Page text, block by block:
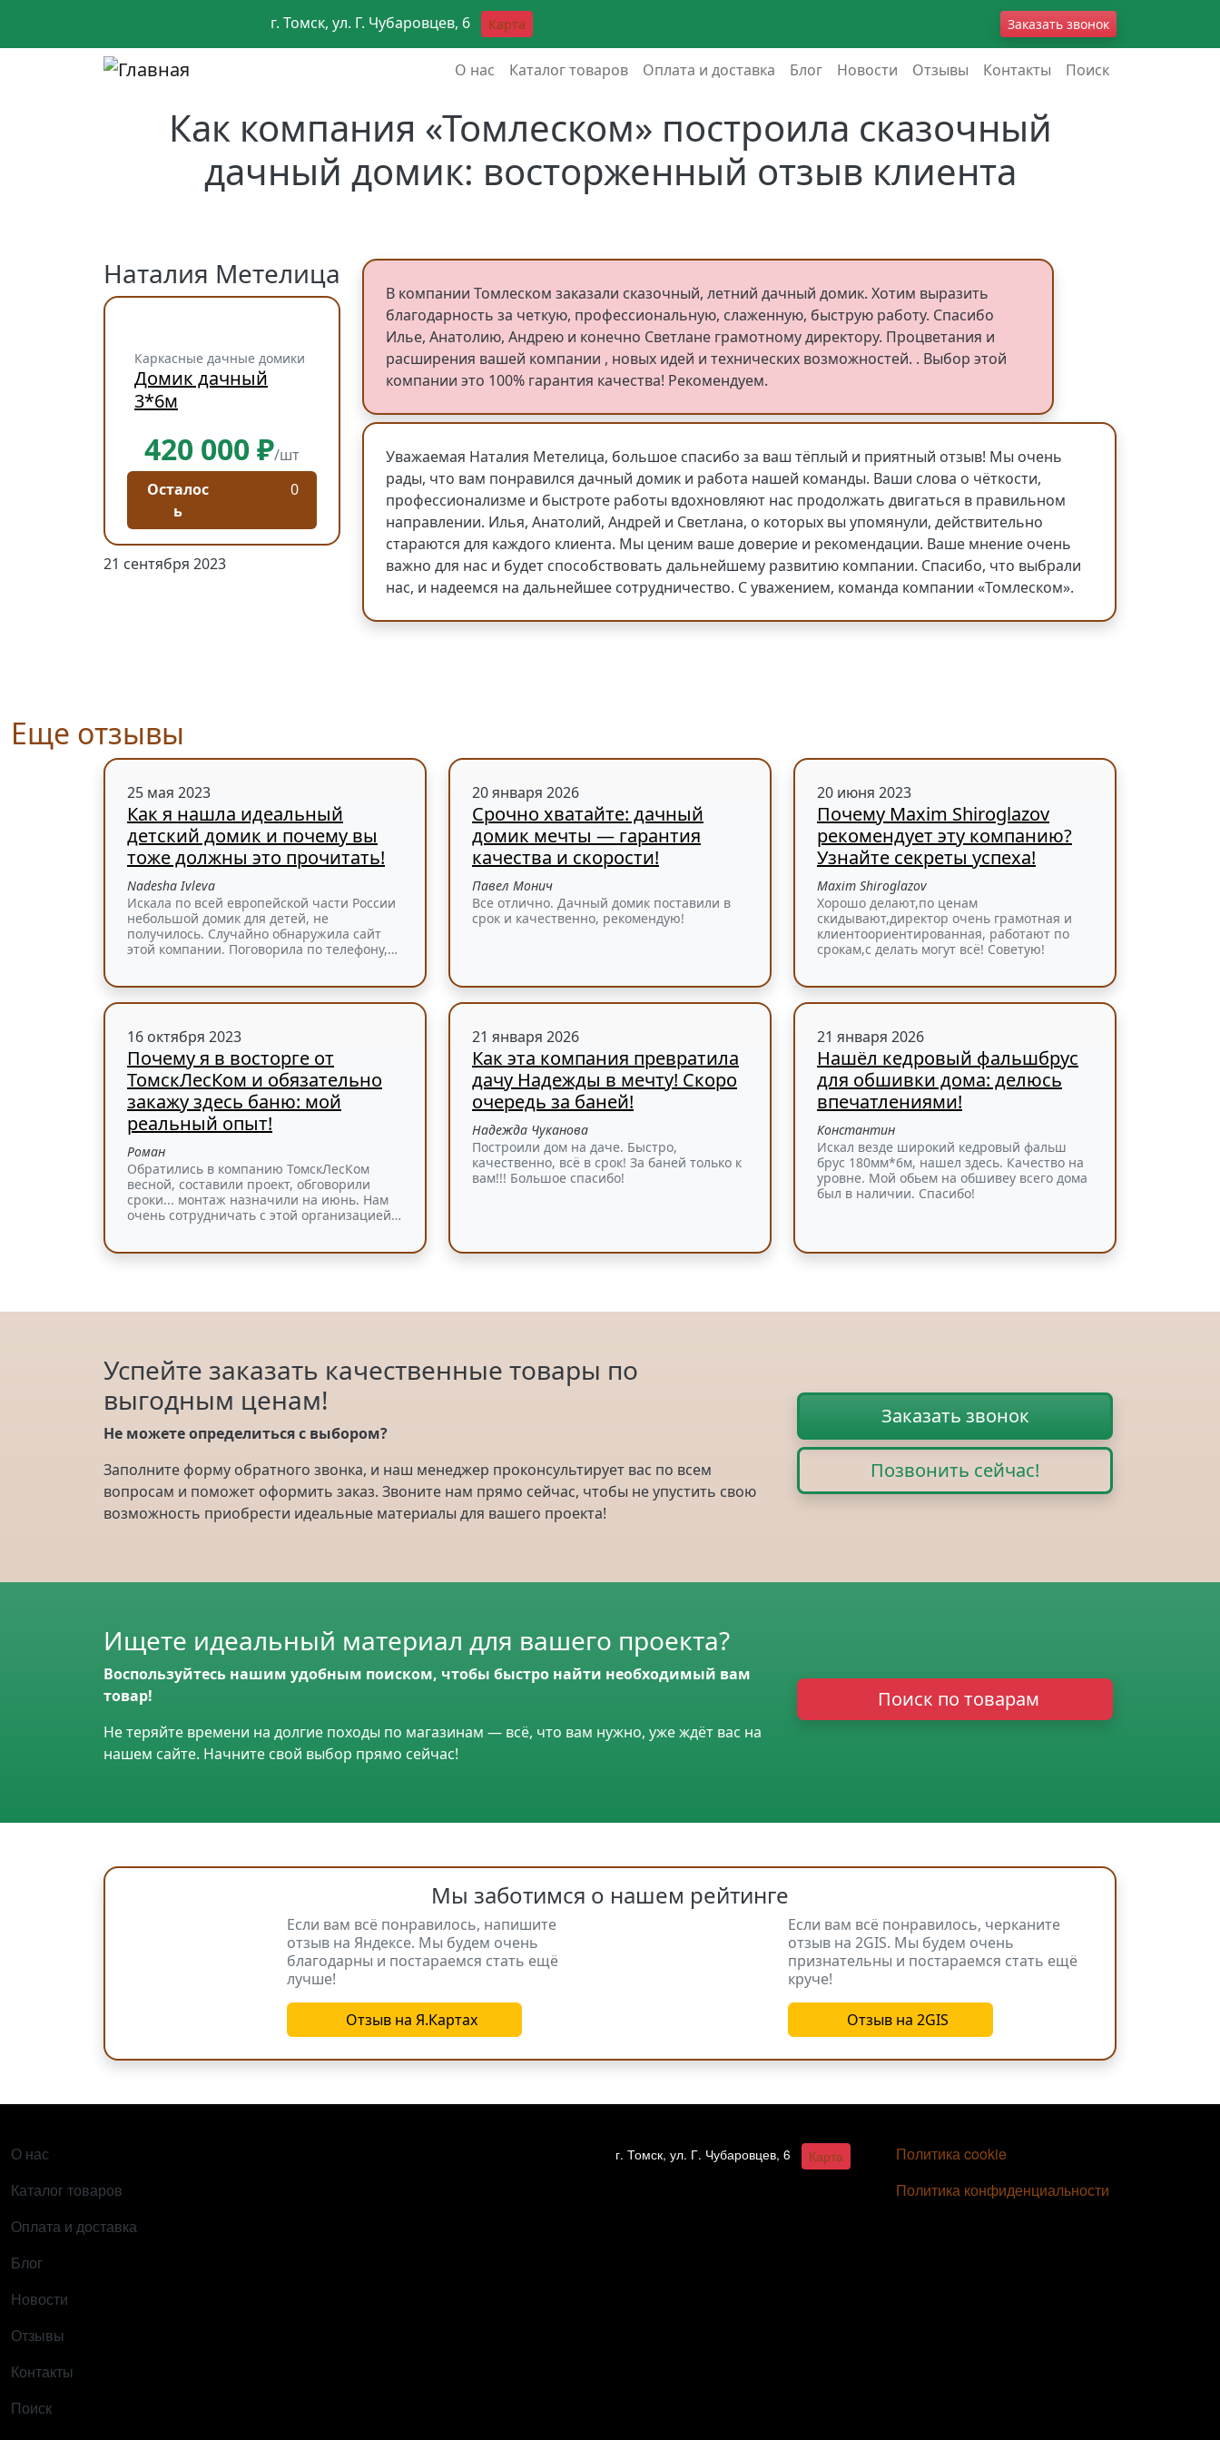
г. Томск, ул. Г. Чубаровцев, 6 Карта Заказать звонок
Основная навигация
О нас Каталог товаров Оплата и доставка Блог Новости Отзывы Контакты Поиск
Как компания «Томлеском» построила сказочный
дачный домик: восторженный отзыв клиента
Наталия Метелица
Каркасные дачные домики
Домик дачный
3*6м
420 000 ₽/шт
Осталос
ь
0
21 сентября 2023
В компании Томлеском заказали сказочный, летний дачный домик. Хотим выразить
благодарность за четкую, профессиональную, слаженную, быструю работу. Спасибо
Илье, Анатолию, Андрею и конечно Светлане грамотному директору. Процветания и
расширения вашей компании , новых идей и технических возможностей. . Выбор этой
компании это 100% гарантия качества! Рекомендуем.
Уважаемая Наталия Метелица, большое спасибо за ваш тёплый и приятный отзыв! Мы очень
рады, что вам понравился дачный домик и работа нашей команды. Ваши слова о чёткости,
профессионализме и быстроте работы вдохновляют нас продолжать двигаться в правильном
направлении. Илья, Анатолий, Андрей и Светлана, о которых вы упомянули, действительно
стараются для каждого клиента. Мы ценим ваше доверие и рекомендации. Ваше мнение очень
важно для нас и будет способствовать дальнейшему развитию компании. Спасибо, что выбрали
нас, и надеемся на дальнейшее сотрудничество. С уважением, команда компании «Томлеском».
Еще отзывы
25 мая 2023
Как я нашла идеальный
детский домик и почему вы
тоже должны это прочитать!
Nadesha Ivleva
Искала по всей европейской части России
небольшой домик для детей, не
получилось. Случайно обнаружила сайт
этой компании. Поговорила по телефону,…
20 января 2026
Срочно хватайте: дачный
домик мечты — гарантия
качества и скорости!
Павел Монич
Все отлично. Дачный домик поставили в
срок и качественно, рекомендую!
20 июня 2023
Почему Maxim Shiroglazov
рекомендует эту компанию?
Узнайте секреты успеха!
Maxim Shiroglazov
Хорошо делают,по ценам
скидывают,директор очень грамотная и
клиентоориентированная, работают по
срокам,с делать могут всё! Советую!
16 октября 2023
Почему я в восторге от
ТомскЛесКом и обязательно
закажу здесь баню: мой
реальный опыт!
Роман
Обратились в компанию ТомскЛесКом
весной, составили проект, обговорили
сроки... монтаж назначили на июнь. Нам
очень сотрудничать с этой организацией…
21 января 2026
Как эта компания превратила
дачу Надежды в мечту! Скоро
очередь за баней!
Надежда Чуканова
Построили дом на даче. Быстро,
качественно, всё в срок! За баней только к
вам!!! Большое спасибо!
21 января 2026
Нашёл кедровый фальшбрус
для обшивки дома: делюсь
впечатлениями!
Константин
Искал везде широкий кедровый фальш
брус 180мм*6м, нашел здесь. Качество на
уровне. Мой обьем на обшивеу всего дома
был в наличии. Спасибо!
Успейте заказать качественные товары по
выгодным ценам!
Не можете определиться с выбором?
Заполните форму обратного звонка, и наш менеджер проконсультирует вас по всем
вопросам и поможет оформить заказ. Звоните нам прямо сейчас, чтобы не упустить свою
возможность приобрести идеальные материалы для вашего проекта!
Заказать звонок
Позвонить сейчас!
Ищете идеальный материал для вашего проекта?
Воспользуйтесь нашим удобным поиском, чтобы быстро найти необходимый вам
товар!
Не теряйте времени на долгие походы по магазинам — всё, что вам нужно, уже ждёт вас на
нашем сайте. Начните свой выбор прямо сейчас!
Поиск по товарам
Мы заботимся о нашем рейтинге
Если вам всё понравилось, напишите
отзыв на Яндексе. Мы будем очень
благодарны и постараемся стать ещё
лучше!
Отзыв на Я.Картах
Если вам всё понравилось, черканите
отзыв на 2GIS. Мы будем очень
признательны и постараемся стать ещё
круче!
Отзыв на 2GIS
ОСНОВНАЯ НАВИГАЦИЯ
О нас
Каталог товаров
Оплата и доставка
Блог
Новости
Отзывы
Контакты
Поиск
г. Томск, ул. Г. Чубаровцев, 6 Карта
ДОПОЛНИТЕЛЬНОЕ МЕНЮ
Политика cookie
Политика конфиденциальности